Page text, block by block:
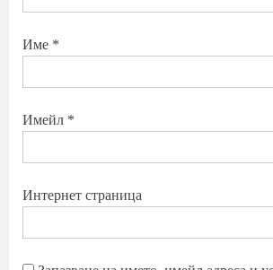
Име *
Имейл *
Интернет страница